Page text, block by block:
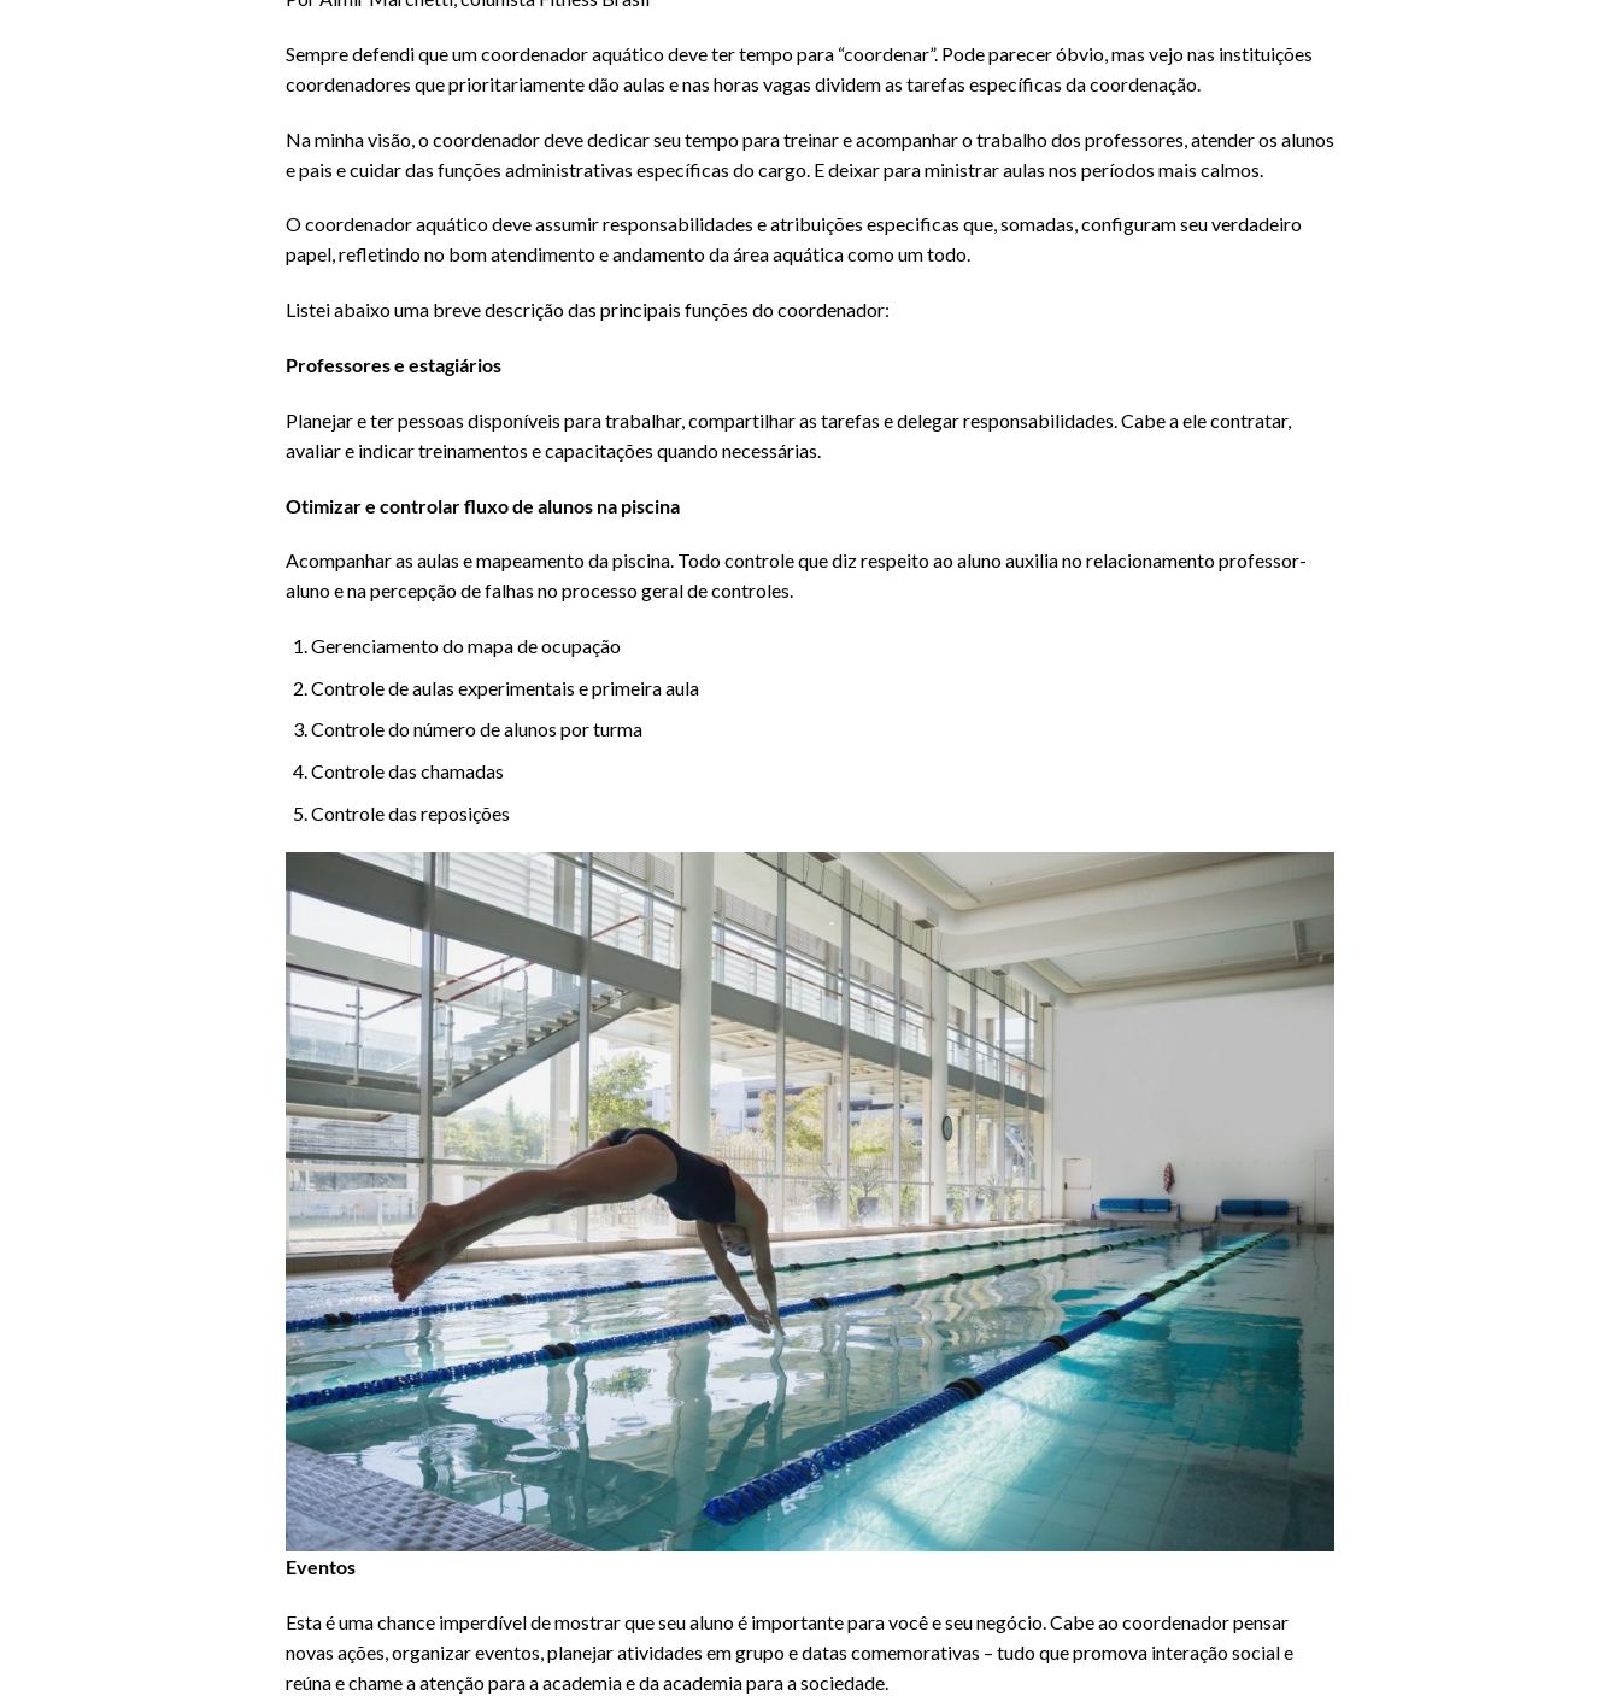
Sempre defendi que um coordenador aquático deve ter tempo para “coordenar”. Pode parecer óbvio, mas vejo nas instituições
coordenadores que prioritariamente dão aulas e nas horas vagas dividem as tarefas específicas da coordenação.
Na minha visão, o coordenador deve dedicar seu tempo para treinar e acompanhar o trabalho dos professores, atender os alunos
e pais e cuidar das funções administrativas específicas do cargo. E deixar para ministrar aulas nos períodos mais calmos.
O coordenador aquático deve assumir responsabilidades e atribuições especificas que, somadas, configuram seu verdadeiro
papel, refletindo no bom atendimento e andamento da área aquática como um todo.
Listei abaixo uma breve descrição das principais funções do coordenador:
Professores e estagiários
Planejar e ter pessoas disponíveis para trabalhar, compartilhar as tarefas e delegar responsabilidades. Cabe a ele contratar,
avaliar e indicar treinamentos e capacitações quando necessárias.
Otimizar e controlar fluxo de alunos na piscina
Acompanhar as aulas e mapeamento da piscina. Todo controle que diz respeito ao aluno auxilia no relacionamento professor-
aluno e na percepção de falhas no processo geral de controles.
Gerenciamento do mapa de ocupação
Controle de aulas experimentais e primeira aula
Controle do número de alunos por turma
Controle das chamadas
Controle das reposições
Eventos
Esta é uma chance imperdível de mostrar que seu aluno é importante para você e seu negócio. Cabe ao coordenador pensar
novas ações, organizar eventos, planejar atividades em grupo e datas comemorativas – tudo que promova interação social e
reúna e chame a atenção para a academia e da academia para a sociedade.